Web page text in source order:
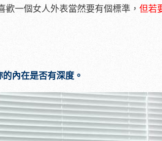
歡一個女人外表當然要有個標準， 但若
的內在是否有深度。